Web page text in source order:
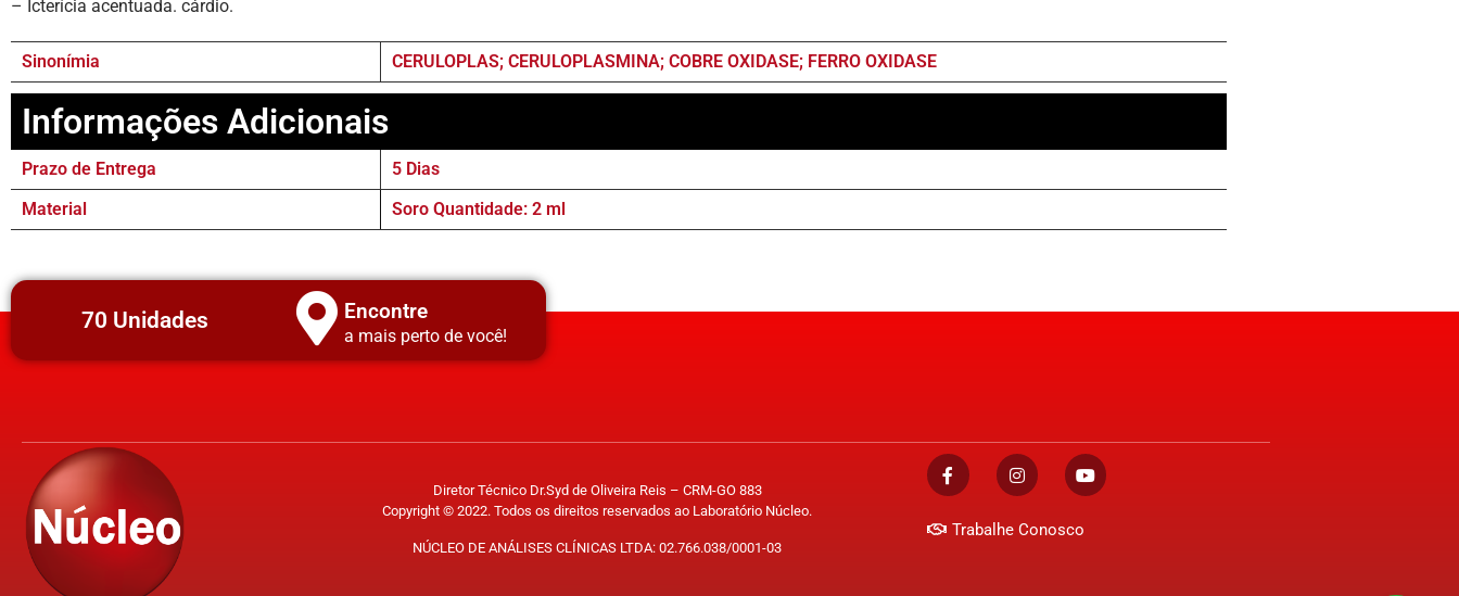
– Icterícia acentuada. cárdio.
Sinonímia CERULOPLAS; CERULOPLASMINA; COBRE OXIDASE; FERRO OXIDASE
Informações Adicionais
Prazo de Entrega
5 Dias
Material
Soro Quantidade: 2 ml
70 Unidades Encontre
a mais perto de você!
Diretor Técnico Dr.Syd de Oliveira Reis – CRM-GO 883
Copyright © 2022. Todos os direitos reservados ao Laboratório Núcleo.
NÚCLEO DE ANÁLISES CLÍNICAS LTDA: 02.766.038/0001-03
Trabalhe Conosco